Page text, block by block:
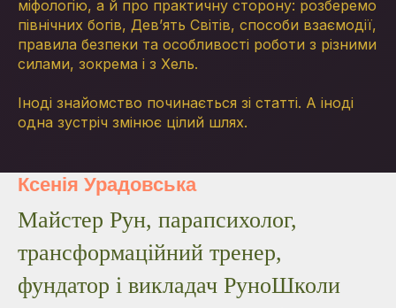
міфологію, а й про практичну сторону: розберемо
північних богів, Дев’ять Світів, способи взаємодії,
правила безпеки та особливості роботи з різними
силами, зокрема і з Хель.
Іноді знайомство починається зі статті. А іноді
одна зустріч змінює цілий шлях.
Ксенія Урадовська
Майстер Рун, парапсихолог,
трансформаційний тренер,
фундатор і викладач РуноШколи